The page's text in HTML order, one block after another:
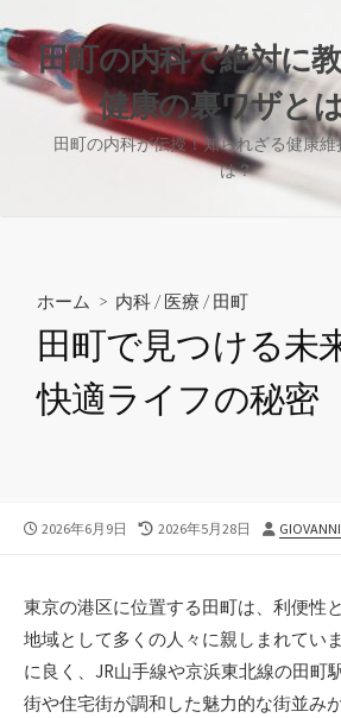
ン
テ
田町の内科で絶対に
健康の裏ワザと
田町の内科が伝授！知られざる健康維
は？
ホーム > 内科 /医療 /田町
田町で見つける未
快適ライフの秘密
公
2026年6月9日
最
新
日
2026年5月28日
投
GIOVANNI
東京の港区に位置する田町は、利便性
地域として多くの人々に親しまれていま
に良く、JR山手線や京浜東北線の田町
街や住宅街が調和した魅力的な街並み